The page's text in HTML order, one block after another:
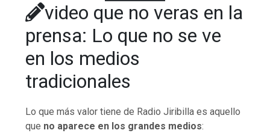
video que no veras en la
prensa: Lo que no se ve
en los medios
tradicionales
Lo que más valor tiene de Radio Jiribilla es aquello
que no aparece en los grandes medios: